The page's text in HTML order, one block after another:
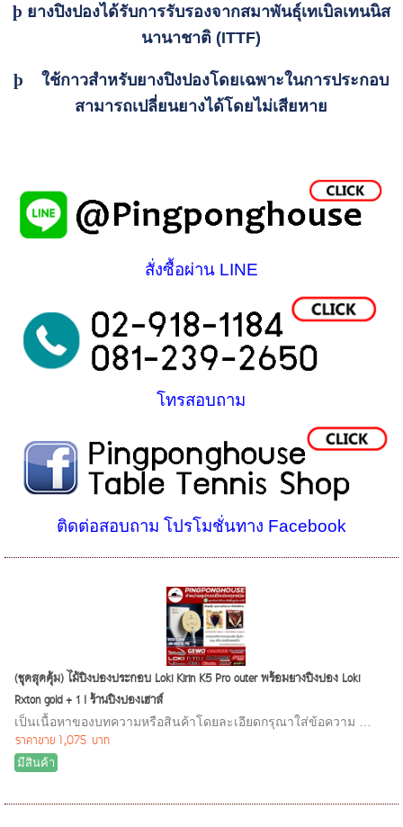
þ ยางปิงปองได้รับการรับรองจากสมาพันธุ์เทเบิลเทนนิส
นานาชาติ (ITTF)
þ ใช้กาวสำหรับยางปิงปองโดยเฉพาะในการประกอบ
สามารถเปลี่ยนยางได้โดยไม่เสียหาย
สั่งซื้อผ่าน LINE
โทรสอบถาม
ติดต่อสอบถาม โปรโมชั่นทาง Facebook
(ชุดสุดคุ้ม) ไม้ปิงปองประกอบ Loki Kirin K5 Pro outer พร้อมยางปิงปอง Loki
Rxton gold + 1 I ร้านปิงปองเฮาส์
เป็นเนื้อหาของบทความหรือสินค้าโดยละเอียดกรุณาใส่ข้อความ …
ราคาขาย 1,075 บาท
มีสินค้า